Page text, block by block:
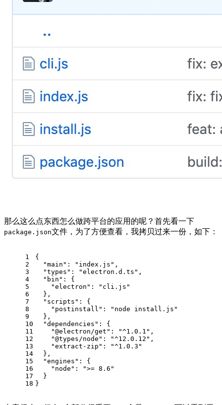
那么这么点东西怎么做跨平台的应用的呢？首先看一下
package.json文件，为了方便查看，我拷贝过来一份，如下：
1
2
3
4
5
6
7
8
9
10
11
12
13
14
15
16
17
18
{
  "main": "index.js",
  "types": "electron.d.ts",
  "bin": {
    "electron": "cli.js"
  },
  "scripts": {
    "postinstall": "node install.js"
  },
  "dependencies": {
    "@electron/get": "^1.0.1",
    "@types/node": "^12.0.12",
    "extract-zip": "^1.0.3"
  },
  "engines": {
    "node": ">= 8.6"
  }
}